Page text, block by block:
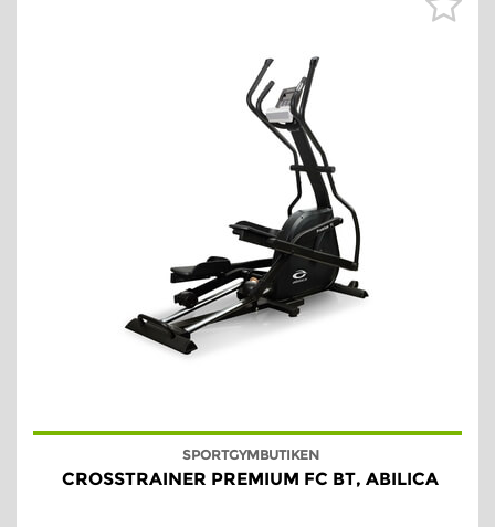
SPORTGYMBUTIKEN
CROSSTRAINER PREMIUM FC BT, ABILICA